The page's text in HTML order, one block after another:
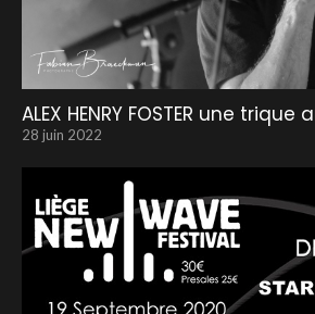
ALEX HENRY FOSTER une trique
28 juin 2022